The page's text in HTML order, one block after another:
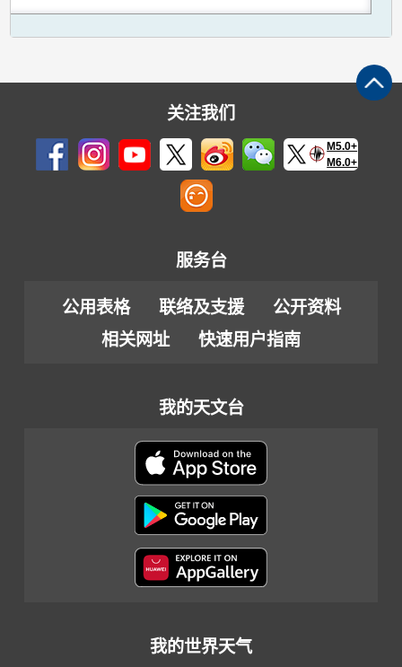
关注我们
M5.0+
M6.0+
服务台
公用表格 联络及支援
公开资料
相关网址
快速用户指南
我的天文台
我的世界天气